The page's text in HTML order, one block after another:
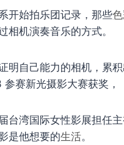
开始拍乐团记录，那些
相机演奏音乐的方式。
明自己能力的相机，累
赛新光摄影大赛获奖，
台湾国际女性影展担任
是他想要的生活。